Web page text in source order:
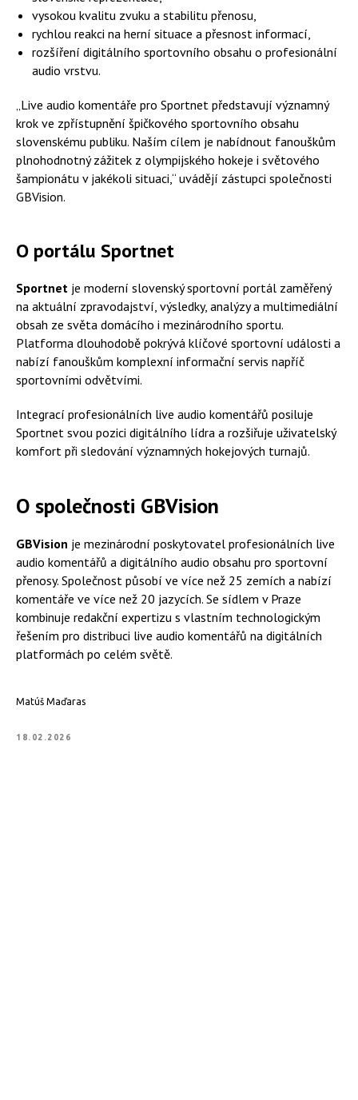
vysokou kvalitu zvuku a stabilitu přenosu,
rychlou reakci na herní situace a přesnost informací,
rozšíření digitálního sportovního obsahu o profesionální
audio vrstvu.
„Live audio komentáře pro Sportnet představují významný
krok ve zpřístupnění špičkového sportovního obsahu
slovenskému publiku. Naším cílem je nabídnout fanouškům
plnohodnotný zážitek z olympijského hokeje i světového
šampionátu v jakékoli situaci,“ uvádějí zástupci společnosti
GBVision.
O portálu Sportnet
Sportnet je moderní slovenský sportovní portál zaměřený
na aktuální zpravodajství, výsledky, analýzy a multimediální
obsah ze světa domácího i mezinárodního sportu.
Platforma dlouhodobě pokrývá klíčové sportovní události a
nabízí fanouškům komplexní informační servis napříč
sportovními odvětvími.
Integrací profesionálních live audio komentářů posiluje
Sportnet svou pozici digitálního lídra a rozšiřuje uživatelský
komfort při sledování významných hokejových turnajů.
O společnosti GBVision
GBVision je mezinárodní poskytovatel profesionálních live
audio komentářů a digitálního audio obsahu pro sportovní
přenosy. Společnost působí ve více než 25 zemích a nabízí
komentáře ve více než 20 jazycích. Se sídlem v Praze
kombinuje redakční expertizu s vlastním technologickým
řešením pro distribuci live audio komentářů na digitálních
platformách po celém světě.
Matúš Maďaras
18.02.2026